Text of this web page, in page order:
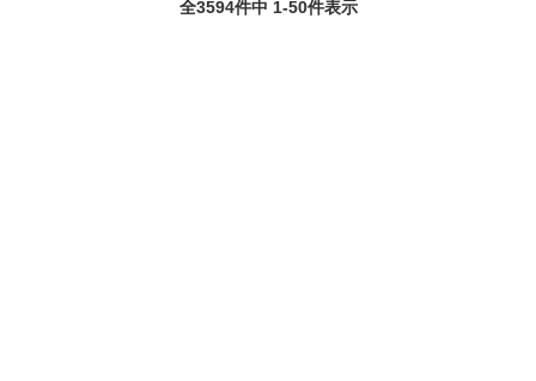
全3594件中 1-50件表示